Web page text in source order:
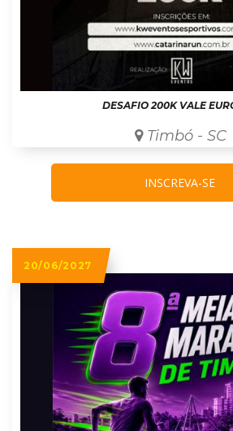
DESAFIO 200K VALE
Timbó - SC
INSCREVA-SE
20/06/2027